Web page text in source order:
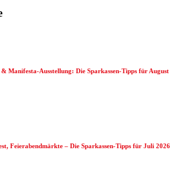
Manifesta-Ausstellung: Die Sparkassen-Tipps für August
Feierabendmärkte – Die Sparkassen-Tipps für Juli 2026